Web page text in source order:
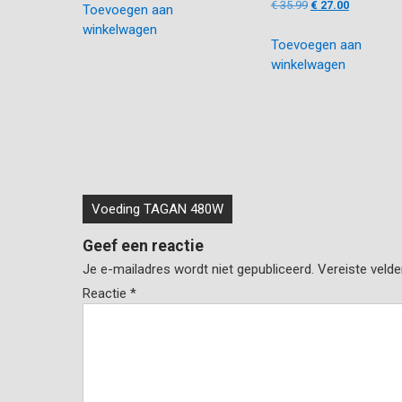
was:
€ 639.00.
Toevoegen aan
winkelwagen
€35.99 Oorspronkelijke
was:
€ 35.99.
€ 27.00Huidige
is:
Toevoegen aan
winkelwagen
Bericht
navigatie
Voeding TAGAN 480W
Geef een reactie
Je e-mailadres wordt niet gepubliceerd. Vereiste
Reactie *